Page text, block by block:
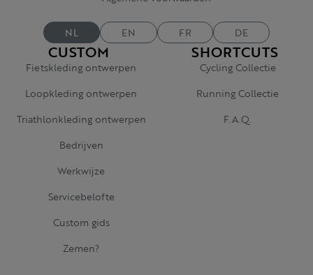
CUSTOM
Fietskleding ontwerpen
Loopkleding ontwerpen
Triathlonkleding ontwerpen
Bedrijven
Werkwijze
Servicebelofte
Custom gids
Zemen?
SHORTCUTS
Cycling Collectie
Running Collectie
F.A.Q.
NL EN FR DE